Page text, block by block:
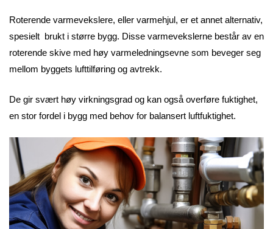
Roterende varmevekslere, eller varmehjul, er et annet alternativ,
spesielt brukt i større bygg. Disse varmevekslerne består av en
roterende skive med høy varmeledningsevne som beveger seg
mellom byggets lufttilføring og avtrekk.
De gir svært høy virkningsgrad og kan også overføre fuktighet,
en stor fordel i bygg med behov for balansert luftfuktighet.